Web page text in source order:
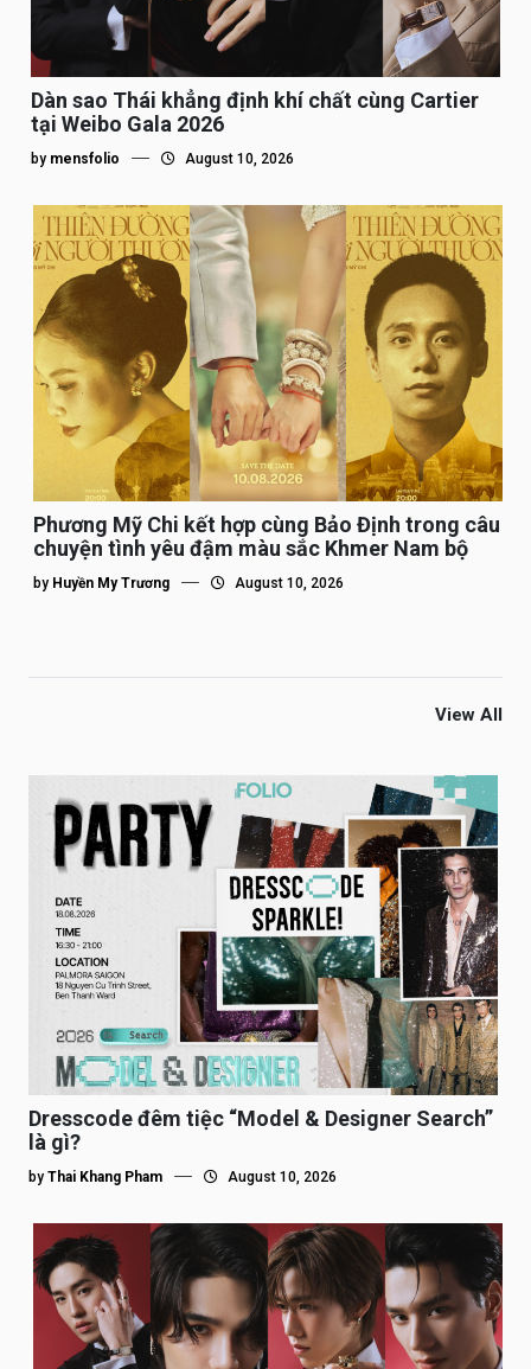
Dàn sao Thái khẳng định khí chất cùng Cartier
tại Weibo Gala 2026
by mensfolio August 10, 2026
Phương Mỹ Chi kết hợp cùng Bảo Định trong câu
chuyện tình yêu đậm màu sắc Khmer Nam bộ
by Huyền My Trương August 10, 2026
View All
Dresscode đêm tiệc “Model & Designer Search”
là gì?
by Thai Khang Pham August 10, 2026